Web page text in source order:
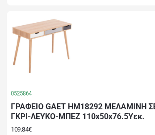
0525864
ΓΡΑΦΕΙΟ GAET HM18292 ΜΕΛΑΜΙΝΗ
ΓΚΡΙ-ΛΕΥΚΟ-ΜΠΕΖ 110x50x76.5Υεκ.
109.84€